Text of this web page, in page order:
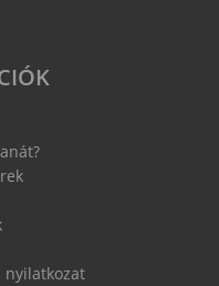
nyilatkozat